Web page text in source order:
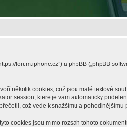
forum.iphone.cz”) a phpBB („phpBB
několik cookies, což jsou malé textové
session, které je vám automaticky
což vede k snažšímu a pohodlnějšímu
cookies jsou mimo rozsah tohoto